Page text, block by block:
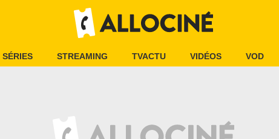
SÉRIES STREAMING TVACTU VIDÉOS VOD